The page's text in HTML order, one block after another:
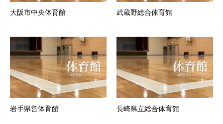
大阪市中央体育館 武蔵野総合体育館
岩手県営体育館 長崎県立総合体育館